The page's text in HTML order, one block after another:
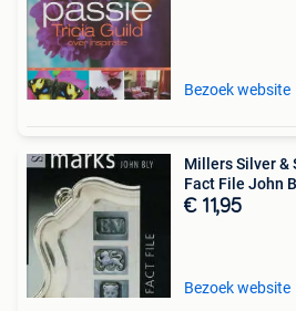
Bezoek website
Millers Silver &
Fact File John
€ 11,95
Bezoek website